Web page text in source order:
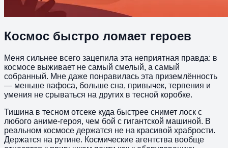
Космос быстро ломает героев
Меня сильнее всего зацепила эта неприятная правда: в
космосе выживает не самый смелый, а самый
собранный. Мне даже понравилась эта приземлённость
— меньше пафоса, больше сна, привычек, терпения и
умения не срываться на других в тесной коробке.
Тишина в тесном отсеке куда быстрее снимет лоск с
любого аниме-героя, чем бой с гигантской машиной. В
реальном космосе держатся не на красивой храбрости.
Держатся на рутине. Космические агентства вообще